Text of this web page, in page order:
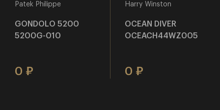
Patek Philippe
GONDOLO 5200
5200G-010
0
Harry Winston
OCEAN DIVER
OCEACH44WZ005
0